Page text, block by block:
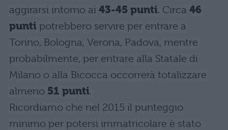
aggirarsi intorno ai 43-45 punti. Circa 46
punti potrebbero servire per entrare a
Torino, Bologna, Verona, Padova, mentre
probabilmente, per entrare alla Statale di
Milano o alla Bicocca occorrerà totalizzare
almeno 51 punti.
Ricordiamo che nel 2015 il punteggio
minimo per potersi immatricolare è stato